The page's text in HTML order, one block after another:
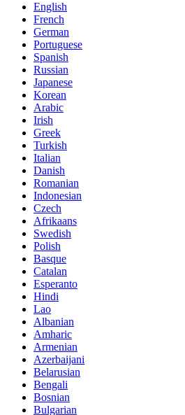
English
French
German
Portuguese
Spanish
Russian
Japanese
Korean
Arabic
Irish
Greek
Turkish
Italian
Danish
Romanian
Indonesian
Czech
Afrikaans
Swedish
Polish
Basque
Catalan
Esperanto
Hindi
Lao
Albanian
Amharic
Armenian
Azerbaijani
Belarusian
Bengali
Bosnian
Bulgarian